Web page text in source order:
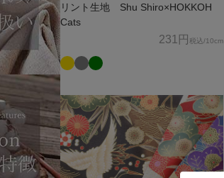
リント生地 Shu Shiro×HOKKOH
Cats
231円 税込/10cm